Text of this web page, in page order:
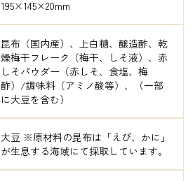
195×145×20mm
昆布（国内産）、上白糖、醸造酢、乾
燥梅干フレーク（梅干、しそ液）、赤
しそパウダー（赤しそ、食塩、梅
酢）/調味料（アミノ酸等）、（一部
に大豆を含む）
大豆 ※原材料の昆布は「えび、かに」
が生息する海域にて採取しています。